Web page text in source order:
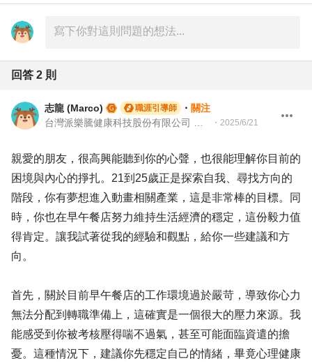
回答 2 則
志龍 (Marco) 職涯引導師 ・ 關注
・ 2025/6/21
親愛的朋友，很高興能聽到你的心聲，也很能理解你目前的
困境與內心的掙扎。21到25歲正是探索自我、尋找方向的
階段，你有夢想進入動畫相關產業，這是非常棒的目標。同
時，你也在早午餐店努力維持生活經濟的穩定，這份毅力值
得肯定。讓我試著從我的經驗和觀點，給你一些建議和方
向。
首先，關於目前早午餐店的工作環境過於嚴苛，導致你心力
無法分配到轉職準備上，這確實是一個很大的壓力來源。我
能感受到你被考核壓得喘不過氣，甚至可能面臨資遣的擔
憂。這種情況下，建議你先穩定自己的情緒，畢竟心理健康